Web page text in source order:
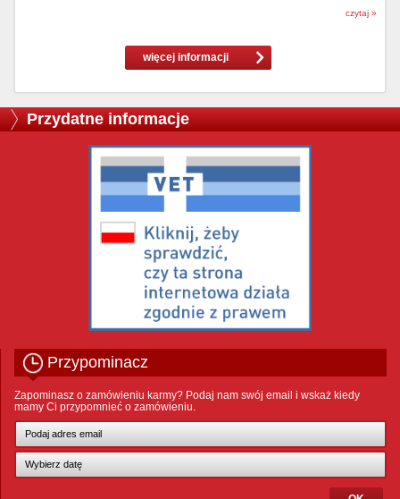
czytaj »
więcej informacji
Przydatne informacje
Przypominacz
Zapominasz o zamówieniu karmy? Podaj nam swój email i wskaż kiedy
mamy Ci przypomnieć o zamówieniu.